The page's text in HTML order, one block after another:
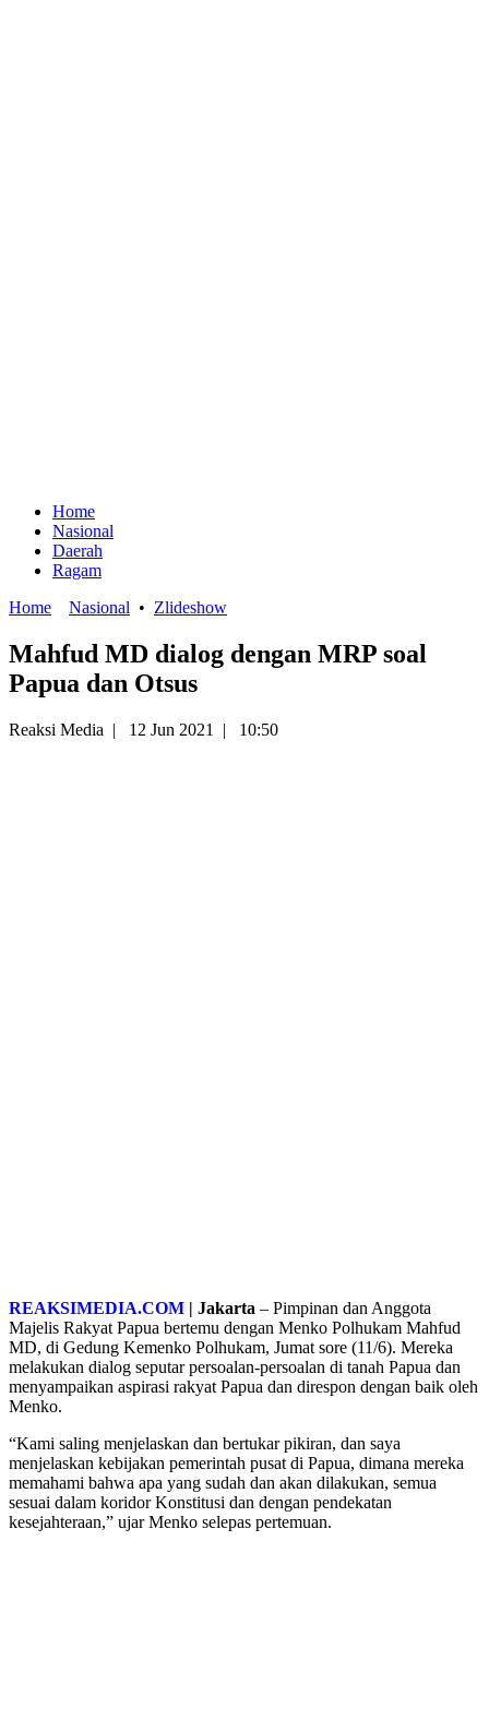
Home
Nasional
Daerah
Ragam
Home
Nasional • Zlideshow
Mahfud MD dialog dengan MRP soal
Papua dan Otsus
Reaksi Media | 12 Jun 2021 | 10:50
REAKSIMEDIA.COM | Jakarta – Pimpinan dan Anggota
Majelis Rakyat Papua bertemu dengan Menko Polhukam Mahfud
MD, di Gedung Kemenko Polhukam, Jumat sore (11/6). Mereka
melakukan dialog seputar persoalan-persoalan di tanah Papua dan
menyampaikan aspirasi rakyat Papua dan direspon dengan baik oleh
Menko.
“Kami saling menjelaskan dan bertukar pikiran, dan saya
menjelaskan kebijakan pemerintah pusat di Papua, dimana mereka
memahami bahwa apa yang sudah dan akan dilakukan, semua
sesuai dalam koridor Konstitusi dan dengan pendekatan
kesejahteraan,” ujar Menko selepas pertemuan.